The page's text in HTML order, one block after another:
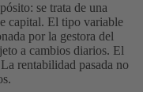
se trata de una
capital. El tipo variable
por la gestora del
a cambios diarios. El
rentabilidad pasada no